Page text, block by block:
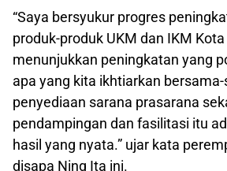
“Saya bersyukur progres
produk-produk UKM dan IKM
menunjukkan peningkatan yang
apa yang kita ikhtiarkan
penyediaan sarana prasarana
pendampingan dan fasilitasi itu
hasil yang nyata.” ujar kata
disapa Ning Ita ini.